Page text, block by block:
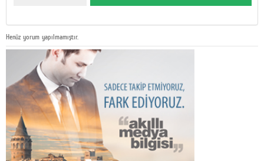
Henüz yorum yapılmamıştır.